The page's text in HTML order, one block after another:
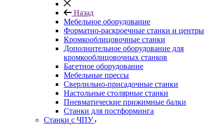
Назад
Мебельное оборудование
Форматно-раскроечные станки и центры
Кромкооблицовочные станки
Дополнительное оборудование для
кромкооблицовочных станков
Багетное оборудование
Мебельные прессы
Сверлильно-присадочные станки
Настольные столярные станки
Пневматические прижимные балки
Станки для постформинга
Станки с ЧПУ